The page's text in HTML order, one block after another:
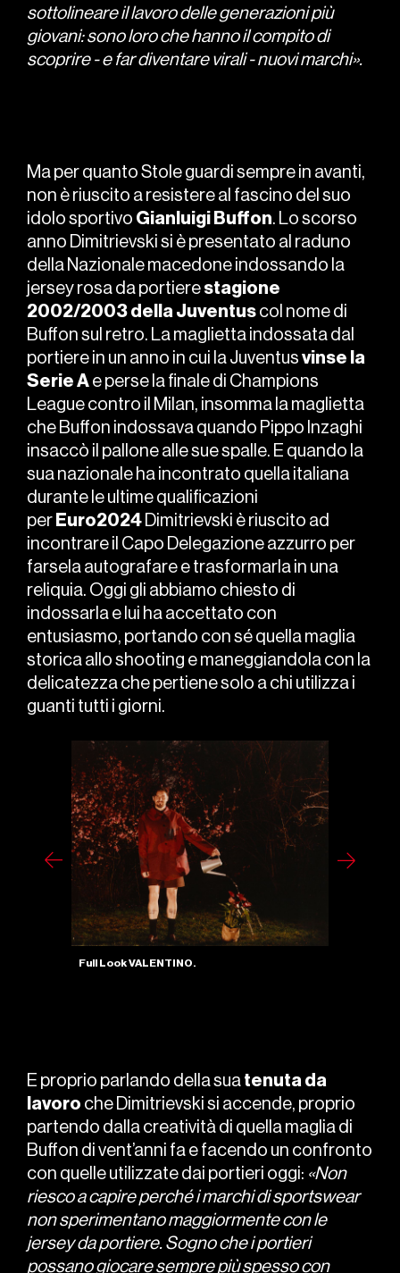
sottolineare il lavoro delle generazioni più
giovani: sono loro che hanno il compito di
scoprire - e far diventare virali - nuovi marchi».
Full Look VALENTINO.
Ma per quanto Stole guardi sempre in avanti,
non è riuscito a resistere al fascino del suo
idolo sportivo Gianluigi Buffon. Lo scorso
anno Dimitrievski si è presentato al raduno
della Nazionale macedone indossando la
jersey rosa da portiere stagione
2002/2003 della Juventus col nome di
Buffon sul retro. La maglietta indossata dal
portiere in un anno in cui la Juventusvinse la
Serie A e perse la finale di Champions
League contro il Milan, insomma la maglietta
che Buffon indossava quando Pippo Inzaghi
insaccò il pallone alle sue spalle. E quando la
sua nazionale ha incontrato quella italiana
durante le ultime qualificazioni
per Euro2024 Dimitrievski è riuscito ad
incontrare il Capo Delegazione azzurro per
farsela autografare e trasformarla in una
reliquia. Oggi gli abbiamo chiesto di
indossarla e lui ha accettato con
entusiasmo, portando con sé quella maglia
storica allo shooting e maneggiandola con la
delicatezza che pertiene solo a chi utilizza i
guanti tutti i giorni.
E proprio parlando della sua tenuta da
lavoro che Dimitrievski si accende, proprio
partendo dalla creatività di quella maglia di
Buffon di vent’anni fa e facendo un confronto
con quelle utilizzate dai portieri oggi: «Non
riesco a capire perché i marchi di sportswear
non sperimentano maggiormente con le
jersey da portiere. Sogno che i portieri
possano giocare sempre più spesso con